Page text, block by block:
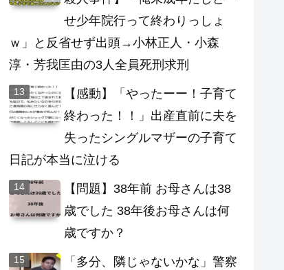
せ少年院行って終わりっしょ
ｗ」と反省せず出頭→小林正人・小森
淳・芳我匡由の3人全員死刑求刑
【感動】「やったーー！子育て
終わった！！」出産直前に夫を
失ったシングルマザーの子育て
日記が本当に泣ける
【問題】38年前 お母さんは38
歳でした 38年後お母さんは何
歳ですか？
「多分、隣じゃないかな」警察